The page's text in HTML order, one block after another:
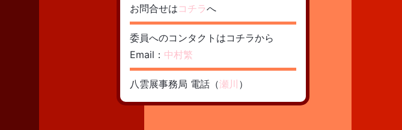
お問合せはコチラへ
委員へのコンタクトはコチラから
Email： 中村繁
八雲展事務局 電話（瀬川 ）